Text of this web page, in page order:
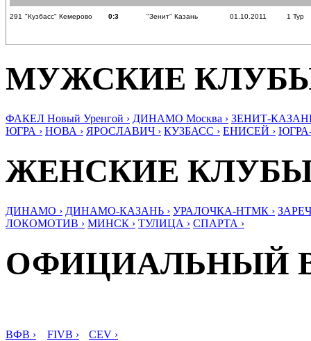
291 "Кузбасс" Кемерово 0:3 "Зенит" Казань 01.10.2011 1 Тур
МУЖСКИЕ
ФАКЕЛ Новый Уренгой › ДИНАМО Москва › ЗЕНИТ-
ЮГРА › НОВА › ЯРОСЛАВИЧ › КУЗБАСС › ЕНИСЕЙ ›
ЖЕНСКИЕ
ДИНАМО › ДИНАМО-КАЗАНЬ › УРАЛОЧКА-НТМК ›
ЛОКОМОТИВ › МИНСК › ТУЛИЦА › СПАРТА ›
ОФИЦИАЛЬНЫЙ
ВФВ › FIVB › CEV ›